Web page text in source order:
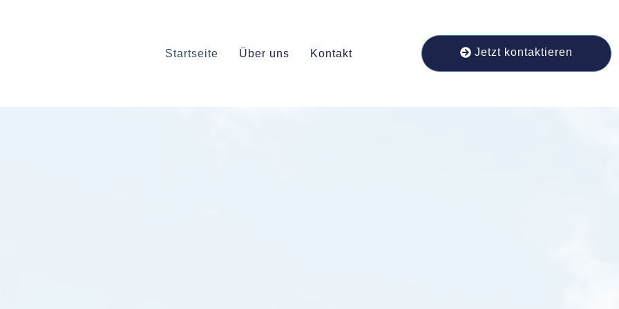
Startseite Über uns Kontakt Jetzt kontaktieren